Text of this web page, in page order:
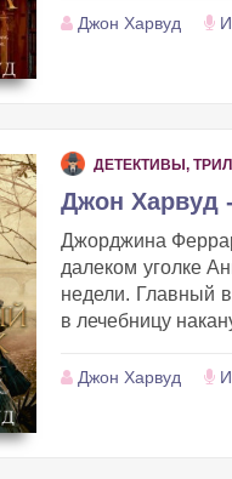
Джон Харвуд
ДЕТЕКТИВЫ,
Джон Харвуд
Джорджина
далеком уголке
недели. Главный
в лечебницу
Джон Харвуд